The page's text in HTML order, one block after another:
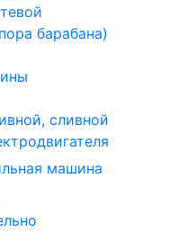
барабана)
сливной
машина